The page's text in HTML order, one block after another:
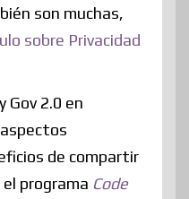
son muchas,
sobre Privacidad
Gov 2.0 en
de compartir
programa Code